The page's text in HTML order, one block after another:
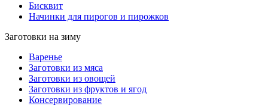
Бисквит
Начинки для пирогов и пирожков
Заготовки на зиму
Варенье
Заготовки из мяса
Заготовки из овощей
Заготовки из фруктов и ягод
Консервирование